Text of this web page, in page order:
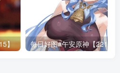
】 每日好图#午安原神【